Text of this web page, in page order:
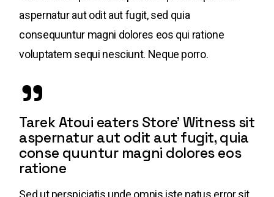
aspernatur aut odit aut fugit, sed quia
consequuntur magni dolores eos qui ratione
voluptatem sequi nesciunt. Neque porro.
Tarek Atoui eaters Store’ Witness sit
aspernatur aut odit aut fugit, quia
conse quuntur magni dolores eos
ratione
Sed ut perspiciatis unde omnis iste natus error sit